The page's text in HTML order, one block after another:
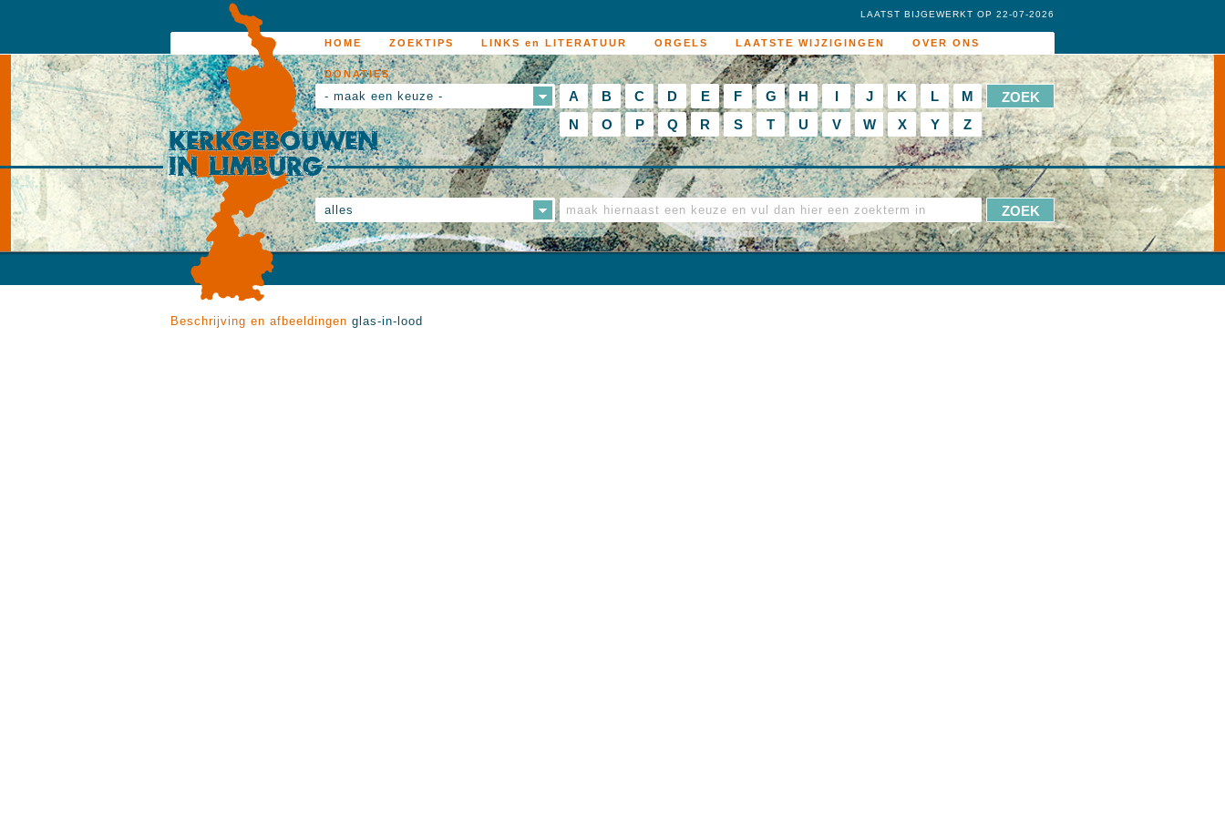
HOME ZOEKTIPS LINKS en LITERATUUR ORGELS LAATSTE WIJZIGINGEN OVER ONS
DONATIES
LAATST BIJGEWERKT OP 22-07-2026
- maak een keuze - A B C D E F G H I J K L
M
N
O P Q R S T U V W X Y Z
alles
Beschrijving en afbeeldingen glas-in-lood